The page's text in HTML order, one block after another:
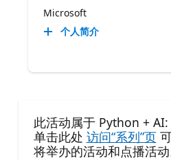
Microsoft
个人简介
此活动属于 Python +
单击此处 访问“系列”页
将举办的活动和点播活动